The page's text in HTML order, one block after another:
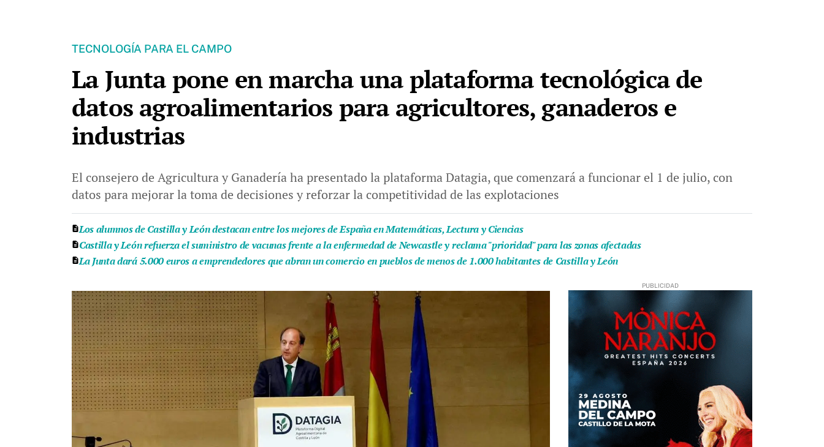
TECNOLOGÍA PARA EL CAMPO
La Junta pone en marcha una plataforma tecnológica de
datos agroalimentarios para agricultores, ganaderos e
industrias
El consejero de Agricultura y Ganadería ha presentado la plataforma Datagia, que comenzará a funcionar el 1 de julio, con
datos para mejorar la toma de decisiones y reforzar la competitividad de las explotaciones
Los alumnos de Castilla y León destacan entre los mejores de España en Matemáticas, Lectura y Ciencias
Castilla y León refuerza el suministro de vacunas frente a la enfermedad de Newcastle y reclama "prioridad" para las zonas afectadas
La Junta dará 5.000 euros a emprendedores que abran un comercio en pueblos de menos de 1.000 habitantes de Castilla y León